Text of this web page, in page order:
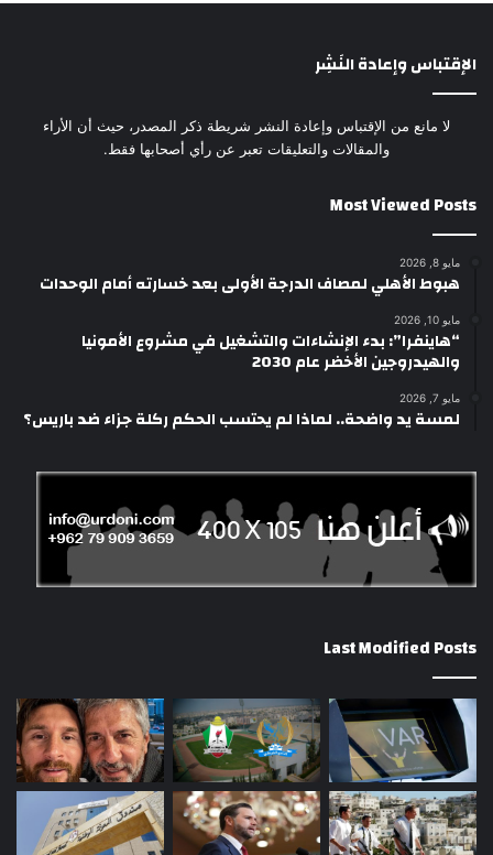
الإقتباس وإعادة النَشِر
لا مانع من الإقتباس وإعادة النشر شريطة ذكر المصدر، حيث أن الأراء
والمقالات والتعليقات تعبر عن رأي أصحابها فقط.
Most Viewed Posts
مايو 8, 2026
هبوط الأهلي لمصاف الدرجة الأولى بعد خسارته أمام الوحدات
مايو 10, 2026
“هاينفرا”: بدء الإنشاءات والتشغيل في مشروع الأمونيا
والهيدروجين الأخضر عام 2030
مايو 7, 2026
لمسة يد واضحة.. لماذا لم يحتسب الحكم ركلة جزاء ضد باريس؟
Last Modified Posts